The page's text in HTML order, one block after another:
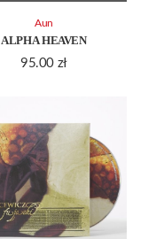
ALPHA HEAVEN
95.00 zł
Aun